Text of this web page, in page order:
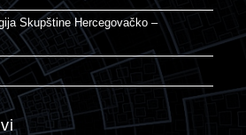
Skupštine Hercegovačko –